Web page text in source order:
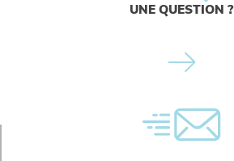
UNE QUESTION ?